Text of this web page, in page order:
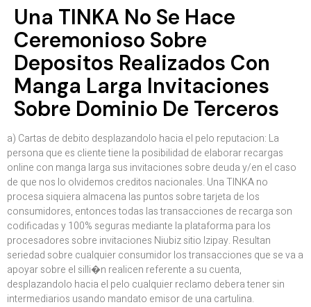
Una TINKA No Se Hace
Ceremonioso Sobre
Depositos Realizados Con
Manga Larga Invitaciones
Sobre Dominio De Terceros
a) Cartas de debito desplazandolo hacia el pelo reputacion: La
persona que es cliente tiene la posibilidad de elaborar recargas
online con manga larga sus invitaciones sobre deuda y/en el caso
de que nos lo olvidemos creditos nacionales. Una TINKA no
procesa siquiera almacena las puntos sobre tarjeta de los
consumidores, entonces todas las transacciones de recarga son
codificadas y 100% seguras mediante la plataforma para los
procesadores sobre invitaciones Niubiz sitio Izipay. Resultan
seriedad sobre cualquier consumidor los transacciones que se va a
apoyar sobre el silli�n realicen referente a su cuenta,
desplazandolo hacia el pelo cualquier reclamo debera tener sin
intermediarios usando mandato emisor de una cartulina.